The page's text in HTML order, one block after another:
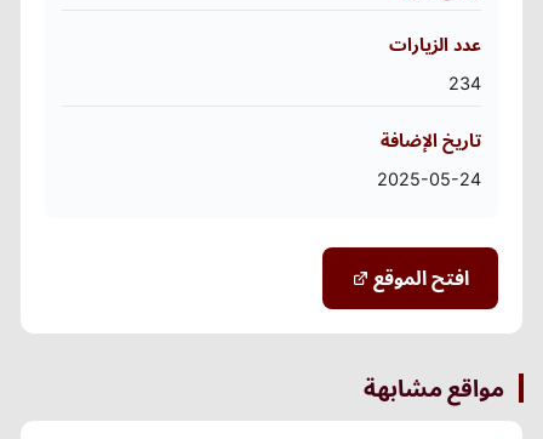
عدد الزيارات
234
تاريخ الإضافة
2025-05-24
افتح الموقع
مواقع مشابهة